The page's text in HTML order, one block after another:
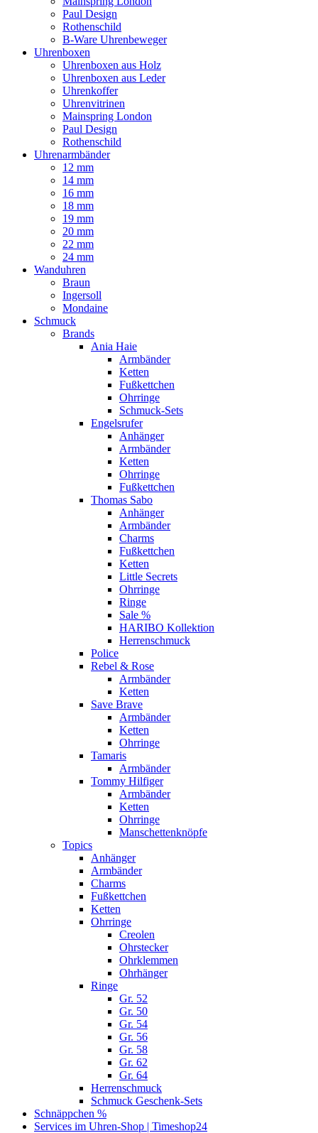
Paul Design
Rothenschild
B-Ware Uhrenbeweger
Uhrenboxen
Uhrenboxen aus Holz
Uhrenboxen aus Leder
Uhrenkoffer
Uhrenvitrinen
Mainspring London
Paul Design
Rothenschild
Uhrenarmbänder
12 mm
14 mm
16 mm
18 mm
19 mm
20 mm
22 mm
24 mm
Wanduhren
Braun
Ingersoll
Mondaine
Schmuck
Brands
Ania Haie
Armbänder
Ketten
Fußkettchen
Ohrringe
Schmuck-Sets
Engelsrufer
Anhänger
Armbänder
Ketten
Ohrringe
Fußkettchen
Thomas Sabo
Anhänger
Armbänder
Charms
Fußkettchen
Ketten
Little Secrets
Ohrringe
Ringe
Sale %
HARIBO Kollektion
Herrenschmuck
Police
Rebel & Rose
Armbänder
Ketten
Save Brave
Armbänder
Ketten
Ohrringe
Tamaris
Armbänder
Tommy Hilfiger
Armbänder
Ketten
Ohrringe
Manschettenknöpfe
Topics
Anhänger
Armbänder
Charms
Fußkettchen
Ketten
Ohrringe
Creolen
Ohrstecker
Ohrklemmen
Ohrhänger
Ringe
Gr. 52
Gr. 50
Gr. 54
Gr. 56
Gr. 58
Gr. 62
Gr. 64
Herrenschmuck
Schmuck Geschenk-Sets
Schnäppchen %
Services im Uhren-Shop | Timeshop24